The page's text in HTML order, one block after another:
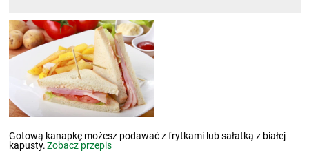
Gotową kanapkę możesz podawać z frytkami lub sałatką z białej
kapusty.Zobacz przepis